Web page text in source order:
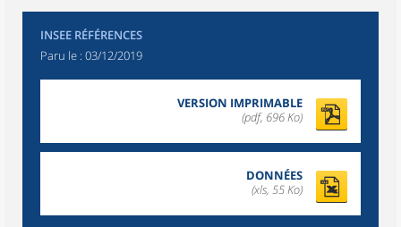
INSEE RÉFÉRENCES
Paru le : 03/12/2019
VERSION IMPRIMABLE
(pdf, 696 Ko)
DONNÉES
(xls, 55 Ko)